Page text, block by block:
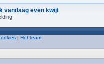
vandaag even kwijt
| Het team